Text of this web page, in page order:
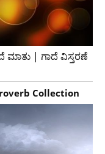
ಮಾತು | ಗಾದೆ ವಿಸ್ತರಣೆ
Collection